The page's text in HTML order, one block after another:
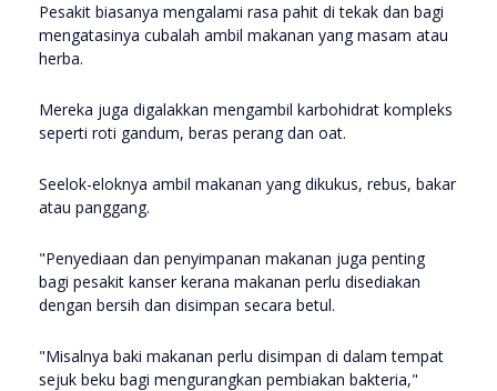
Pesakit biasanya mengalami rasa pahit di tekak dan bagi
mengatasinya cubalah ambil makanan yang masam atau
herba.
Mereka juga digalakkan mengambil karbohidrat kompleks
seperti roti gandum, beras perang dan oat.
Seelok-eloknya ambil makanan yang dikukus, rebus, bakar
atau panggang.
"Penyediaan dan penyimpanan makanan juga penting
bagi pesakit kanser kerana makanan perlu disediakan
dengan bersih dan disimpan secara betul.
"Misalnya baki makanan perlu disimpan di dalam tempat
sejuk beku bagi mengurangkan pembiakan bakteria,"